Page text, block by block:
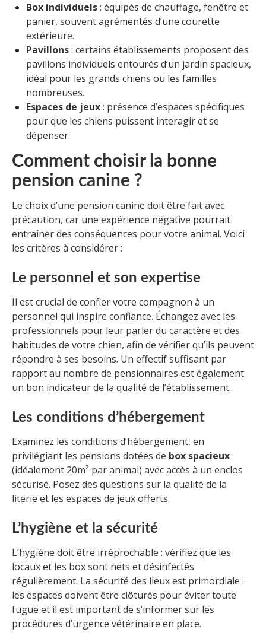
Box individuels: équipés de chauffage, fenêtre et
panier, souvent agrémentés d’une courette
extérieure.
Pavillons: certains établissements proposent des
pavillons individuels entourés d’un jardin spacieux,
idéal pour les grands chiens ou les familles
nombreuses.
Espaces de jeux: présence d’espaces spécifiques
pour que les chiens puissent interagir et se
dépenser.
Comment choisir la bonne
pension canine ?
Le choix d’une pension canine doit être fait avec
précaution, car une expérience négative pourrait
entraîner des conséquences pour votre animal. Voici
les critères à considérer :
Le personnel et son expertise
Il est crucial de confier votre compagnon à un
personnel qui inspire confiance. Échangez avec les
professionnels pour leur parler du caractère et des
habitudes de votre chien, afin de vérifier qu’ils peuvent
répondre à ses besoins. Un effectif suffisant par
rapport au nombre de pensionnaires est également
un bon indicateur de la qualité de l’établissement.
Les conditions d’hébergement
Examinez les conditions d’hébergement, en
privilégiant les pensions dotées de box spacieux
(idéalement 20m² par animal) avec accès à un enclos
sécurisé. Posez des questions sur la qualité de la
literie et les espaces de jeux offerts.
L’hygiène et la sécurité
L’hygiène doit être irréprochable : vérifiez que les
locaux et les box sont nets et désinfectés
régulièrement. La sécurité des lieux est primordiale :
les espaces doivent être clôturés pour éviter toute
fugue et il est important de s’informer sur les
procédures d’urgence vétérinaire en place.